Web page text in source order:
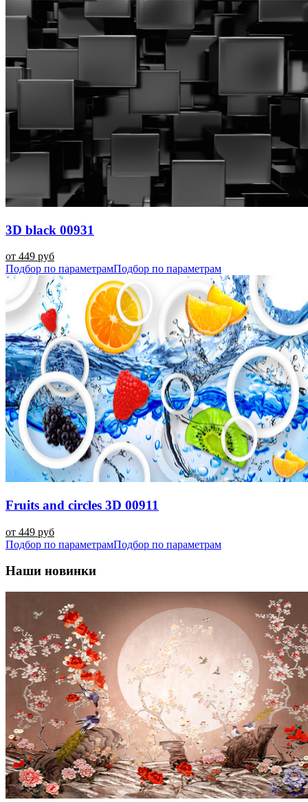
3D black 00931
от 449 руб
Подбор по параметрамПодбор по параметрам
Fruits and circles 3D 00911
от 449 руб
Подбор по параметрамПодбор по параметрам
Наши новинки